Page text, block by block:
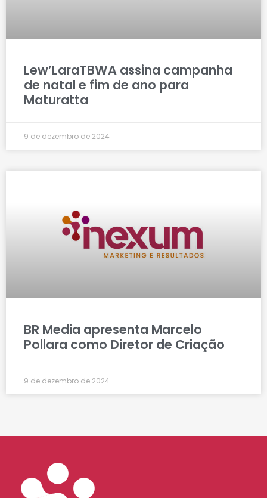
Lew’LaraTBWA assina campanha
de natal e fim de ano para
Maturatta
9 de dezembro de 2024
BR Media apresenta Marcelo
Pollara como Diretor de Criação
9 de dezembro de 2024